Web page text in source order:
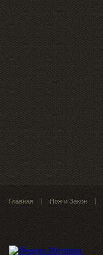
Главная Нож и Закон